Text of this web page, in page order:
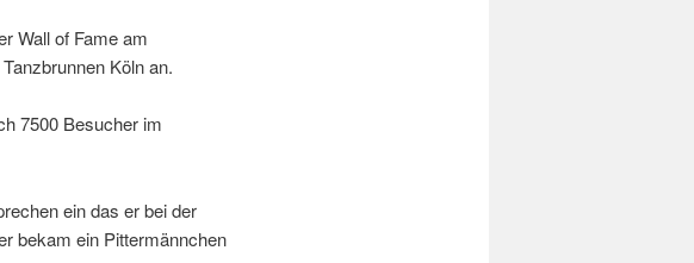
Wall of Fame am
Köln an.
7500 Besucher im
ein das er bei der
bekam ein Pittermännchen